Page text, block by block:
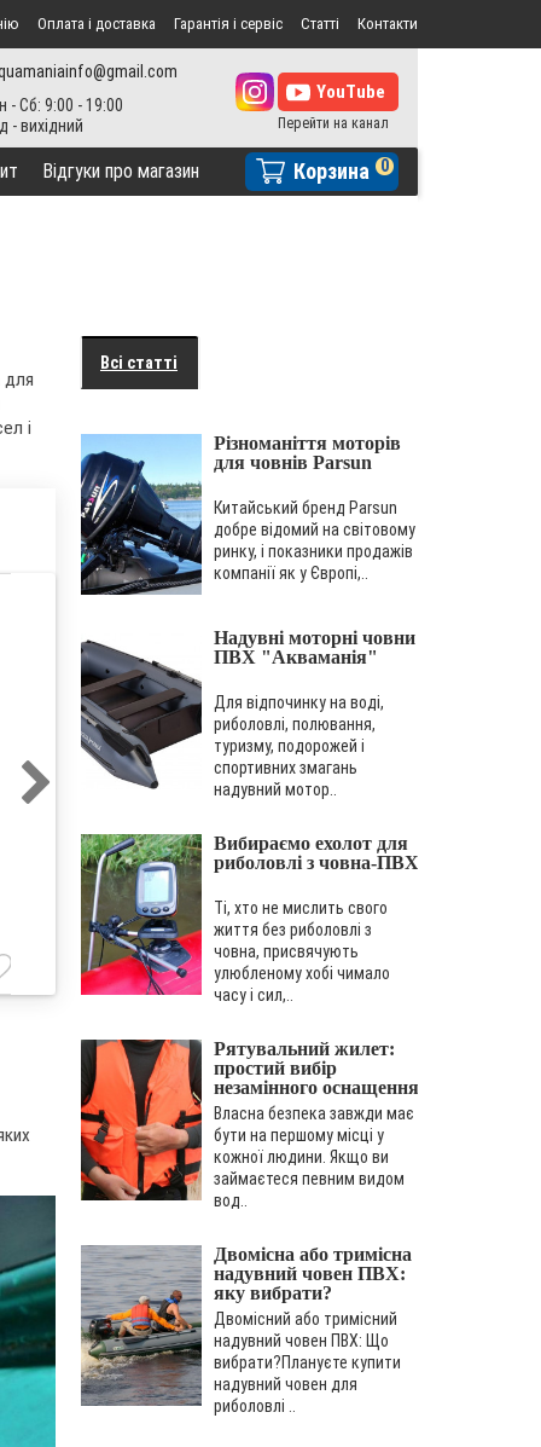
Оплата і доставка Гарантія і сервіс Статті Контакти
- Сб: 9:00 - 19:00
Корзина 0
Відгуки про магазин
для
і
Надувний човен
ПВХ Аква Манія
А-210
8 904 грн.
ПВХ Аква Манія
А-230
9 558 грн.
А-190
Всі статті
Плюси і мінуси ПВХ
човнів з НДНД
Вибираючи екіпірування
для хобі, хочеться
можна користуватися
багато років. ..
Різноманіття моторів
для човнів Parsun
Китайський бренд Parsun
добре відомий на світовому
ринку, і показники продажів
компанії як у Європі,..
Надувні моторні човни
ПВХ "Акваманія"
Для відпочинку на воді,
риболовлі, полювання,
туризму, подорожей і
спортивних змагань
надувний мотор..
Вибираємо ехолот для
риболовлі з човна-ПВХ
Ті, хто не мислить свого
життя без риболовлі з
човна, присвячують
улюбленому хобі чимало
часу і сил,..
Рятувальний жилет:
простий вибір
незамінного оснащення
для риболовлі
Власна безпека завжди має
бути на першому місці у
кожної людини. Якщо ви
займаєтеся певним видом
вод..
Двомісна або тримісна
надувний човен ПВХ:
яку вибрати?
Двомісний або тримісний
надувний човен ПВХ: Що
вибрати?Плануєте купити
надувний човен для
риболовлі ..